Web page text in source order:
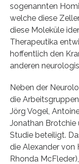
sogenannten
welche diese
diese Moleküle
Therapeutika
hoffentlich den
anderen
Neben der
die
Jörg Vogel,
Jonathan Brotchie
Studie beteiligt.
die Alexander
Rhonda